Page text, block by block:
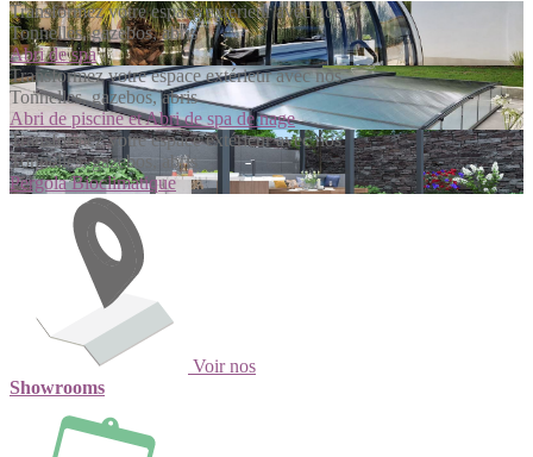
Transformez votre espace extérieur avec nos
Tonnelles, gazebos, abris
Abri de spa
Transformez votre espace extérieur avec nos
Tonnelles, gazebos, abris
Abri de piscine et Abri de spa de nage
Transformez votre espace extérieur avec nos
Tonnelles, gazebos, abris
Pergola Bioclimatique
Voir nos
Showrooms